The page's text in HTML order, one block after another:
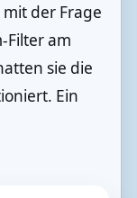
der Frage
Filter am
sie die
Ein